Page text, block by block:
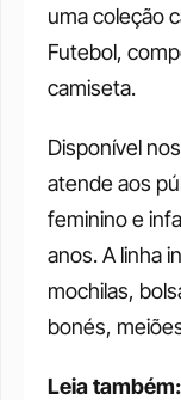
uma coleção
Futebol,
camiseta.
Disponível
atende aos
feminino e
anos. A linha
mochilas,
bonés,
Leia também: